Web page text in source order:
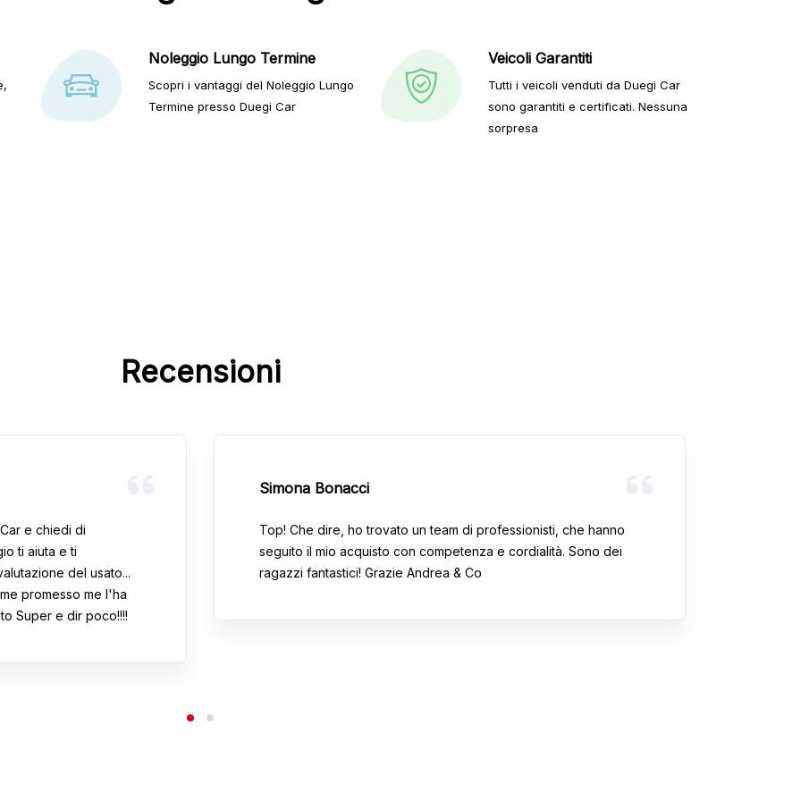
Noleggio Lungo Termine
Scopri i vantaggi del Noleggio Lungo
Termine presso Duegi Car
Veicoli Garantiti
Tutti i veicoli venduti da Duegi Car
sono garantiti e certificati. Nessuna
sorpresa
Recensioni
e chiedi di
ti aiuta e ti
del usato...
promesso me l'ha
Super e dir poco!!!!
Simona Bonacci
Top! Che dire, ho trovato un team di professionisti, che hanno
seguito il mio acquisto con competenza e cordialità. Sono dei
ragazzi fantastici! Grazie Andrea & Co